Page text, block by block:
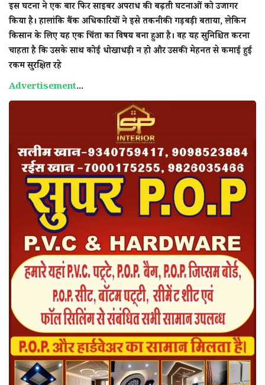
इस घटना ने एक बार फिर साइबर अपराध की बढ़ती घटनाओं को उजागर
किया है। हालांकि बैंक अधिकारियों ने इसे तकनीकी गड़बड़ी बताया, लेकिन
किसान के लिए यह एक चिंता का विषय बना हुआ है। वह यह सुनिश्चित करना
चाहता है कि उसके साथ कोई धोखाधड़ी न हो और उसकी मेहनत से कमाई हुई
रकम सुरक्षित रहे
Advertisement...